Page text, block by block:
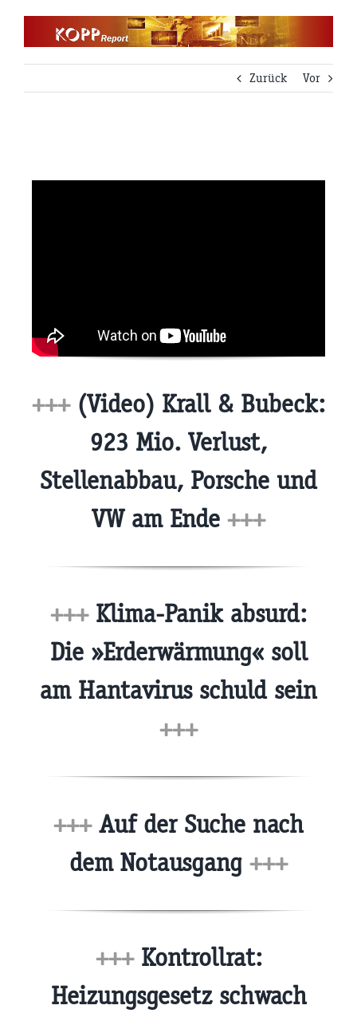
Zurück
Vor
+++(Video) Krall & Bubeck:
923 Mio. Verlust,
Stellenabbau, Porsche und
VW am Ende +++
+++Klima-Panik absurd:
Die »Erderwärmung« soll
am Hantavirus schuld sein
+++
+++Auf der Suche nach
dem Notausgang +++
+++Kontrollrat:
Heizungsgesetz schwach